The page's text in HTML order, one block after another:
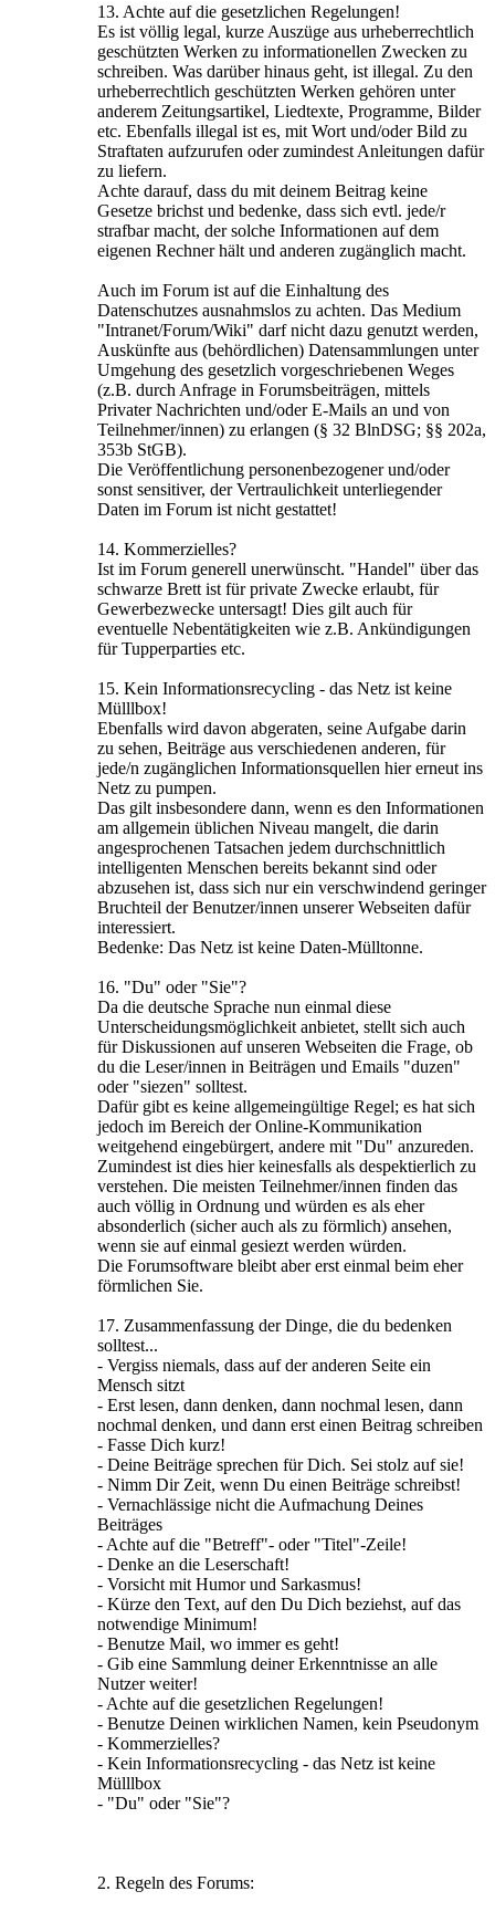
13. Achte auf die gesetzlichen Regelungen!
Es ist völlig legal, kurze Auszüge aus urheberrechtlich
geschützten Werken zu informationellen Zwecken zu
schreiben. Was darüber hinaus geht, ist illegal. Zu den
urheberrechtlich geschützten Werken gehören unter
anderem Zeitungsartikel, Liedtexte, Programme, Bilder
etc. Ebenfalls illegal ist es, mit Wort und/oder Bild zu
Straftaten aufzurufen oder zumindest Anleitungen dafür
zu liefern.
Achte darauf, dass du mit deinem Beitrag keine
Gesetze brichst und bedenke, dass sich evtl. jede/r
strafbar macht, der solche Informationen auf dem
eigenen Rechner hält und anderen zugänglich macht.
Auch im Forum ist auf die Einhaltung des
Datenschutzes ausnahmslos zu achten. Das Medium
"Intranet/Forum/Wiki" darf nicht dazu genutzt werden,
Auskünfte aus (behördlichen) Datensammlungen unter
Umgehung des gesetzlich vorgeschriebenen Weges
(z.B. durch Anfrage in Forumsbeiträgen, mittels
Privater Nachrichten und/oder E-Mails an und von
Teilnehmer/innen) zu erlangen (§ 32 BlnDSG; §§ 202a,
353b StGB).
Die Veröffentlichung personenbezogener und/oder
sonst sensitiver, der Vertraulichkeit unterliegender
Daten im Forum ist nicht gestattet!
14. Kommerzielles?
Ist im Forum generell unerwünscht. "Handel" über das
schwarze Brett ist für private Zwecke erlaubt, für
Gewerbezwecke untersagt! Dies gilt auch für
eventuelle Nebentätigkeiten wie z.B. Ankündigungen
für Tupperparties etc.
15. Kein Informationsrecycling - das Netz ist keine
Mülllbox!
Ebenfalls wird davon abgeraten, seine Aufgabe darin
zu sehen, Beiträge aus verschiedenen anderen, für
jede/n zugänglichen Informationsquellen hier erneut ins
Netz zu pumpen.
Das gilt insbesondere dann, wenn es den Informationen
am allgemein üblichen Niveau mangelt, die darin
angesprochenen Tatsachen jedem durchschnittlich
intelligenten Menschen bereits bekannt sind oder
abzusehen ist, dass sich nur ein verschwindend geringer
Bruchteil der Benutzer/innen unserer Webseiten dafür
interessiert.
Bedenke: Das Netz ist keine Daten-Mülltonne.
16. "Du" oder "Sie"?
Da die deutsche Sprache nun einmal diese
Unterscheidungsmöglichkeit anbietet, stellt sich auch
für Diskussionen auf unseren Webseiten die Frage, ob
du die Leser/innen in Beiträgen und Emails "duzen"
oder "siezen" solltest.
Dafür gibt es keine allgemeingültige Regel; es hat sich
jedoch im Bereich der Online-Kommunikation
weitgehend eingebürgert, andere mit "Du" anzureden.
Zumindest ist dies hier keinesfalls als despektierlich zu
verstehen. Die meisten Teilnehmer/innen finden das
auch völlig in Ordnung und würden es als eher
absonderlich (sicher auch als zu förmlich) ansehen,
wenn sie auf einmal gesiezt werden würden.
Die Forumsoftware bleibt aber erst einmal beim eher
förmlichen Sie.
17. Zusammenfassung der Dinge, die du bedenken
solltest...
- Vergiss niemals, dass auf der anderen Seite ein
Mensch sitzt
- Erst lesen, dann denken, dann nochmal lesen, dann
nochmal denken, und dann erst einen Beitrag schreiben
- Fasse Dich kurz!
- Deine Beiträge sprechen für Dich. Sei stolz auf sie!
- Nimm Dir Zeit, wenn Du einen Beiträge schreibst!
- Vernachlässige nicht die Aufmachung Deines
Beiträges
- Achte auf die "Betreff"- oder "Titel"-Zeile!
- Denke an die Leserschaft!
- Vorsicht mit Humor und Sarkasmus!
- Kürze den Text, auf den Du Dich beziehst, auf das
notwendige Minimum!
- Benutze Mail, wo immer es geht!
- Gib eine Sammlung deiner Erkenntnisse an alle
Nutzer weiter!
- Achte auf die gesetzlichen Regelungen!
- Benutze Deinen wirklichen Namen, kein Pseudonym
- Kommerzielles?
- Kein Informationsrecycling - das Netz ist keine
Mülllbox
- "Du" oder "Sie"?
2. Regeln des Forums: